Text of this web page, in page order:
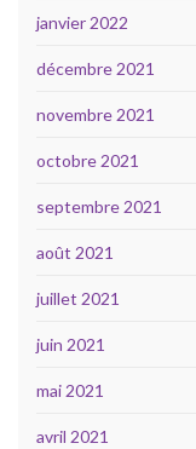
janvier 2022
décembre 2021
novembre 2021
octobre 2021
septembre 2021
août 2021
juillet 2021
juin 2021
mai 2021
avril 2021